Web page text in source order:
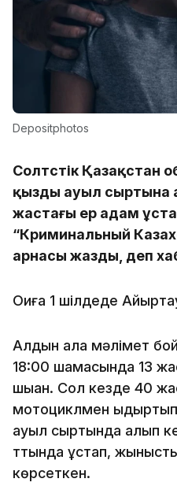
Depositphotos
Солтүстік Қазақстан
қызды ауыл сыртына
жастағы ер адам
“Криминальный
арнасы жазды, деп
Оқиға 1 шілдеде
Алдын ала мәлімет
18:00 шамасында 13
шыққан. Сол кезде 40
мотоциклмен
ауыл сыртында алып
тқтқында ұстап,
көрсеткен.